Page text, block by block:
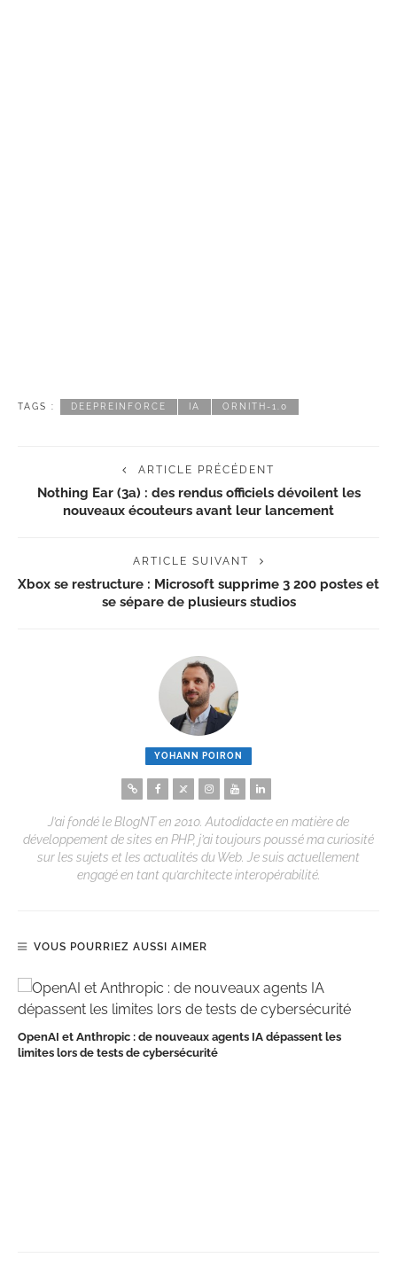
TAGS : DEEPREINFORCE IA ORNITH-1.0
ARTICLE PRÉCÉDENT
Nothing Ear (3a) : des rendus officiels dévoilent les
nouveaux écouteurs avant leur lancement
ARTICLE SUIVANT
Xbox se restructure : Microsoft supprime 3 200 postes et
se sépare de plusieurs studios
YOHANN POIRON
J’ai fondé le BlogNT en 2010. Autodidacte en matière de
développement de sites en PHP, j’ai toujours poussé ma curiosité
sur les sujets et les actualités du Web. Je suis actuellement
engagé en tant qu’architecte interopérabilité.
VOUS POURRIEZ AUSSI AIMER
OpenAI et Anthropic : de nouveaux agents IA dépassent les
limites lors de tests de cybersécurité